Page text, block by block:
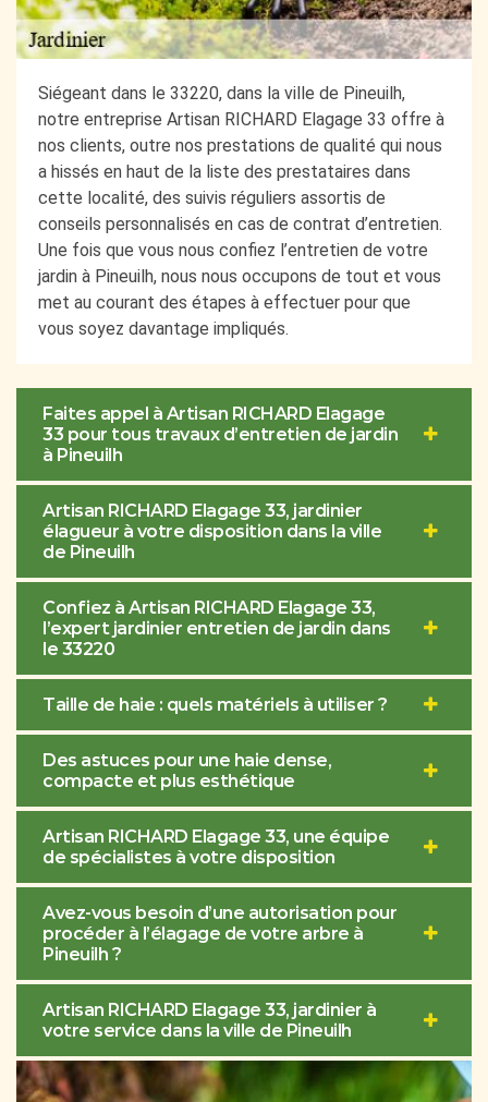
Siégeant dans le 33220, dans la ville de Pineuilh,
notre entreprise Artisan RICHARD Elagage 33 offre à
nos clients, outre nos prestations de qualité qui nous
a hissés en haut de la liste des prestataires dans
cette localité, des suivis réguliers assortis de
conseils personnalisés en cas de contrat d’entretien.
Une fois que vous nous confiez l’entretien de votre
jardin à Pineuilh, nous nous occupons de tout et vous
met au courant des étapes à effectuer pour que
vous soyez davantage impliqués.
Faites appel à Artisan RICHARD Elagage
33 pour tous travaux d’entretien de jardin
à Pineuilh
Artisan RICHARD Elagage 33, jardinier
élagueur à votre disposition dans la ville
de Pineuilh
Confiez à Artisan RICHARD Elagage 33,
l’expert jardinier entretien de jardin dans
le 33220
Taille de haie : quels matériels à utiliser ?
Des astuces pour une haie dense,
compacte et plus esthétique
Artisan RICHARD Elagage 33, une équipe
de spécialistes à votre disposition
Avez-vous besoin d’une autorisation pour
procéder à l’élagage de votre arbre à
Pineuilh ?
Artisan RICHARD Elagage 33, jardinier à
votre service dans la ville de Pineuilh